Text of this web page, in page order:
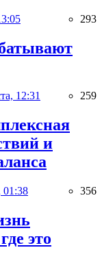
293
12:31 259
и
01:38 356
это